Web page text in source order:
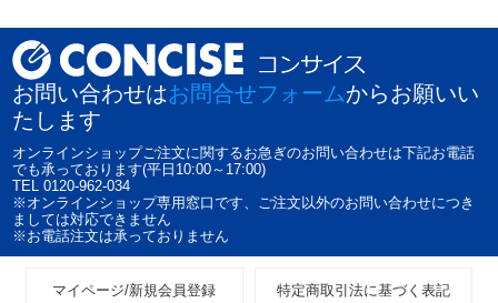
お問い合わせはお問合せフォームからお願いい
たします
オンラインショップご注文に関するお急ぎのお問い合わせは下記お電話
でも承っております(平日10:00～17:00)
TEL 0120-962-034
※オンラインショップ専用窓口です、ご注文以外のお問い合わせにつき
ましては対応できません
※お電話注文は承っておりません
マイページ/新規会員登録 特定商取引法に基づく表記